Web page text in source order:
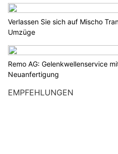
Verlassen Sie sich auf Mischo
Umzüge
Remo AG: Gelenkwellenservice
Neuanfertigung
EMPFEHLUNGEN